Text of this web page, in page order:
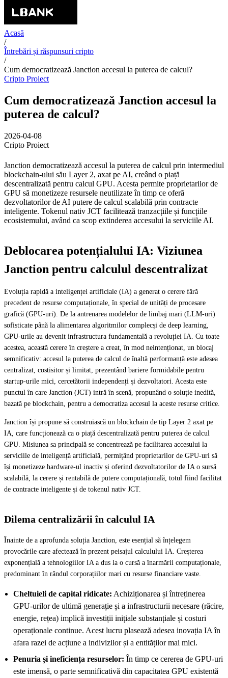
Acasă
/
Întrebări și răspunsuri cripto
/
Cum democratizează Janction accesul la puterea de calcul?
Cripto Proiect
Cum democratizează Janction accesul la
puterea de calcul?
2026-04-08
Cripto Proiect
Janction democratizează accesul la puterea de calcul prin intermediul
blockchain-ului său Layer 2, axat pe AI, creând o piață
descentralizată pentru calcul GPU. Acesta permite proprietarilor de
GPU să monetizeze resursele neutilizate în timp ce oferă
dezvoltatorilor de AI putere de calcul scalabilă prin contracte
inteligente. Tokenul nativ JCT facilitează tranzacțiile și funcțiile
ecosistemului, având ca scop extinderea accesului la serviciile AI.
Deblocarea potențialului IA: Viziunea
Janction pentru calculul descentralizat
Evoluția rapidă a inteligenței artificiale (IA) a generat o cerere fără
precedent de resurse computaționale, în special de unități de procesare
grafică (GPU-uri). De la antrenarea modelelor de limbaj mari (LLM-uri)
sofisticate până la alimentarea algoritmilor complecși de deep learning,
GPU-urile au devenit infrastructura fundamentală a revoluției IA. Cu toate
acestea, această cerere în creștere a creat, în mod neintenționat, un blocaj
semnificativ: accesul la puterea de calcul de înaltă performanță este adesea
centralizat, costisitor și limitat, prezentând bariere formidabile pentru
startup-urile mici, cercetătorii independenți și dezvoltatori. Acesta este
punctul în care Janction (JCT) intră în scenă, propunând o soluție inedită,
bazată pe blockchain, pentru a democratiza accesul la aceste resurse critice.
Janction își propune să construiască un blockchain de tip Layer 2 axat pe
IA, care funcționează ca o piață descentralizată pentru puterea de calcul
GPU. Misiunea sa principală se concentrează pe facilitarea accesului la
serviciile de inteligență artificială, permițând proprietarilor de GPU-uri să
își monetizeze hardware-ul inactiv și oferind dezvoltatorilor de IA o sursă
scalabilă, la cerere și rentabilă de putere computațională, totul fiind facilitat
de contracte inteligente și de tokenul nativ JCT.
Dilema centralizării în calculul IA
Înainte de a aprofunda soluția Janction, este esențial să înțelegem
provocările care afectează în prezent peisajul calculului IA. Creșterea
exponențială a tehnologiilor IA a dus la o cursă a înarmării computaționale,
predominant în rândul corporațiilor mari cu resurse financiare vaste.
Cheltuieli de capital ridicate: Achiziționarea și întreținerea
GPU-urilor de ultimă generație și a infrastructurii necesare (răcire,
energie, rețea) implică investiții inițiale substanțiale și costuri
operaționale continue. Acest lucru plasează adesea inovația IA în
afara razei de acțiune a indivizilor și a entităților mai mici.
Penuria și ineficiența resurselor: În timp ce cererea de GPU-uri
este imensă, o parte semnificativă din capacitatea GPU existentă